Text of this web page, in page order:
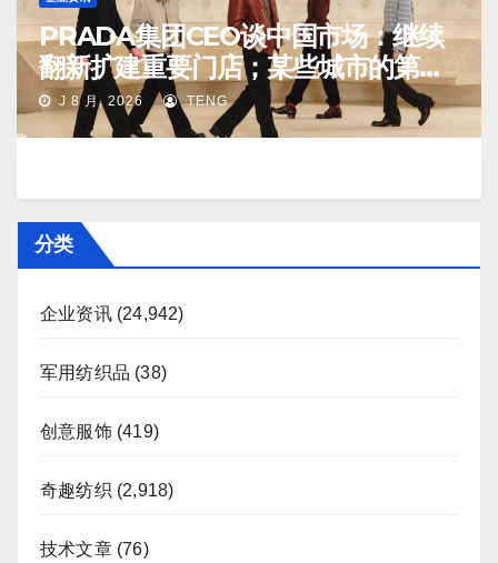
PRADA集团CEO谈中国市场：继续
翻新扩建重要门店；某些城市的第
二、第三店不再有价值
J 8 月, 2026 TENG
分类
企业资讯(24,942)
军用纺织品 (38)
创意服饰(419)
奇趣纺织 (2,918)
技术文章(76)